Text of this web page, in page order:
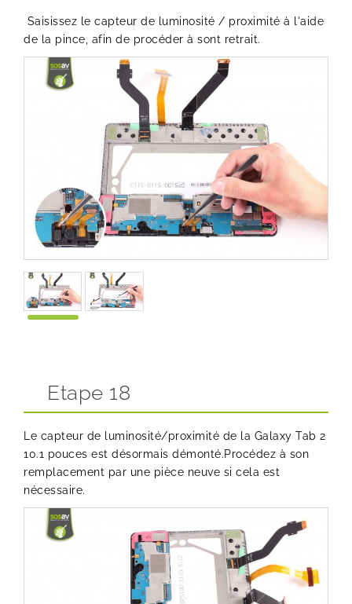
Saisissez le capteur de luminosité / proximité à l'aide
de la pince, afin de procéder à sont retrait.
Etape 18
Le capteur de luminosité/proximité de la Galaxy Tab 2
10.1 pouces est désormais démonté.Procédez à son
remplacement par une pièce neuve si cela est
nécessaire.